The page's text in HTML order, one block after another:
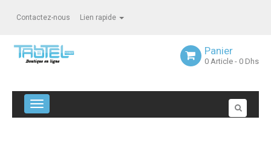
Contactez-nous Lien rapide
Panier
0 Article - 0 Dhs
Navigation bascule